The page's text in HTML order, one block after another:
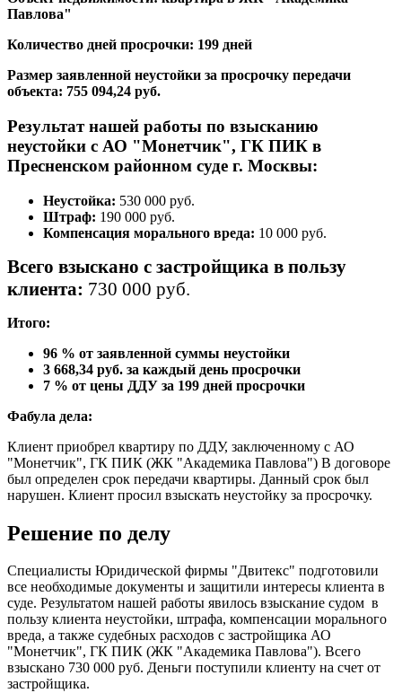
Павлова"
Количество дней просрочки: 199 дней
Размер заявленной неустойки за просрочку передачи
объекта: 755 094,24 руб.
Результат нашей работы по взысканию
неустойки с АО "Монетчик", ГК ПИК в
Пресненском районном суде г. Москвы:
Неустойка: 530 000 руб.
Штраф: 190 000 руб.
Компенсация морального вреда: 10 000 руб.
Всего взыскано с застройщика в пользу
клиента: 730 000 руб.
Итого:
96 % от заявленной суммы неустойки
3 668,34 руб. за каждый день просрочки
7 % от цены ДДУ за 199 дней просрочки
Фабула дела:
Клиент приобрел квартиру по ДДУ, заключенному с АО
"Монетчик", ГК ПИК (ЖК "Академика Павлова") В договоре
был определен срок передачи квартиры. Данный срок был
нарушен. Клиент просил взыскать неустойку за просрочку.
Решение по делу
Специалисты Юридической фирмы "Двитекс" подготовили
все необходимые документы и защитили интересы клиента в
суде. Результатом нашей работы явилось взыскание судом в
пользу клиента неустойки, штрафа, компенсации морального
вреда, а также судебных расходов с застройщика АО
"Монетчик", ГК ПИК (ЖК "Академика Павлова"). Всего
взыскано 730 000 руб. Деньги поступили клиенту на счет от
застройщика.